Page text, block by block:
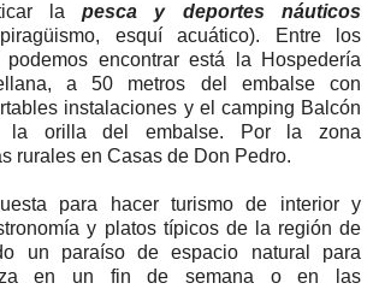
lapesca y deportes náuticos
esquí acuático). Entre los
encontrar está la Hospedería
a 50 metros del embalse con
instalaciones y el camping Balcón
la orilla del embalse. Por la zona
rurales en Casas de Don Pedro.
para hacer turismo de interior y
y platos típicos de la región de
un paraíso de espacio natural para
en un fin de semana o en las